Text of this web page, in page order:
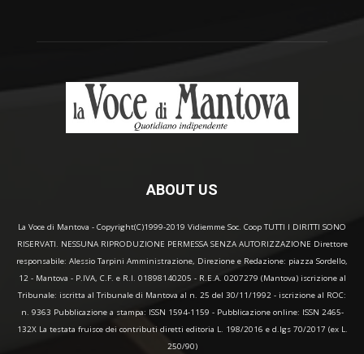
ABOUT US
La Voce di Mantova - Copyright(C)1999-2019 Vidiemme Soc. Coop TUTTI I DIRITTI SONO
RISERVATI. NESSUNA RIPRODUZIONE PERMESSA SENZA AUTORIZZAZIONE Direttore
responsabile: Alessio Tarpini Amministrazione, Direzione e Redazione: piazza Sordello,
12 - Mantova - P.IVA, C.F. e R.I. 01898140205 - R.E.A. 0207279 (Mantova) iscrizione al
Tribunale: iscritta al Tribunale di Mantova al n. 25 del 30/11/1992 - iscrizione al ROC:
n. 9363 Pubblicazione a stampa: ISSN 1594-1159 - Pubblicazione online: ISSN 2465-
132X La testata fruisce dei contributi diretti editoria L. 198/2016 e d.lgs 70/2017 (ex L.
250/90)